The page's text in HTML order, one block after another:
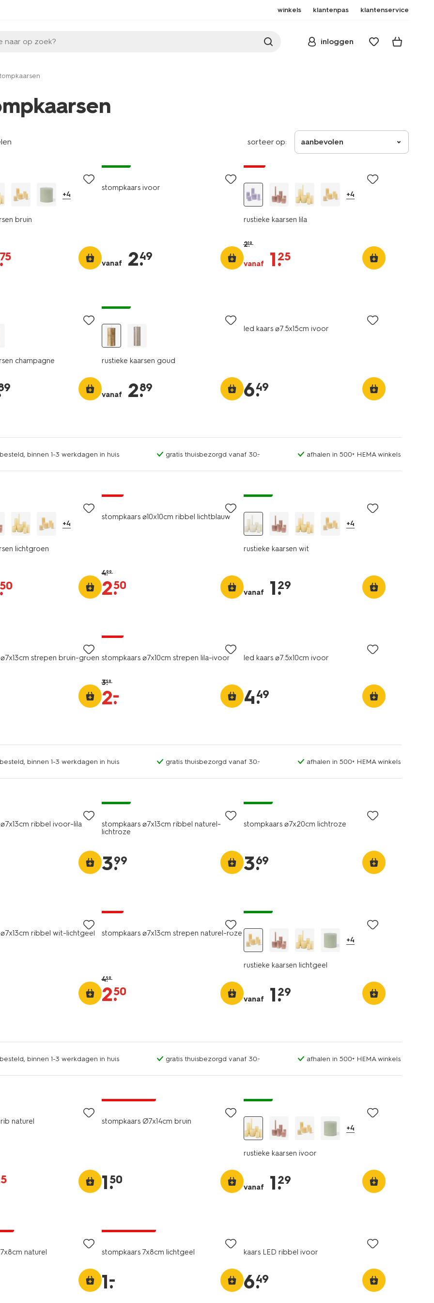
winkels klantenpas klantenservice
naar op zoek? inloggen
sorteer op: aanbevolen
+4
bruin
.
75
stompkaars ivoor
vanaf 2.
49
vegan
+4
rustieke kaarsen lila
2.19
vanaf 1.
25
champagne rustieke kaarsen goud
vanaf 2.
89
led kaars ⌀7.5x15cm ivoor
6.
49
binnen 1-3 werkdagen in huis gratis thuisbezorgd vanaf 30.- afhalen in 500+ HEMA winkels
+4
lichtgroen
.
50
stompkaars ⌀10x10cm ribbel lichtblauw
4.99
2.
50
+4
rustieke kaarsen wit
vanaf 1.
29
strepen bruin-groen stompkaars ⌀7x10cm strepen lila-ivoor
3.59
2.
–
led kaars ⌀7.5x10cm ivoor
4.
49
binnen 1-3 werkdagen in huis gratis thuisbezorgd vanaf 30.- afhalen in 500+ HEMA winkels
ribbel ivoor-lila
stompkaars ⌀7x13cm ribbel naturel-
lichtroze
3.
99
stompkaars ⌀7x20cm lichtroze
3.
69
ribbel wit-lichtgeel stompkaars ⌀7x13cm strepen naturel-roze
4.59
2.
50
+4
rustieke kaarsen lichtgeel
vanaf 1.
29
binnen 1-3 werkdagen in huis gratis thuisbezorgd vanaf 30.- afhalen in 500+ HEMA winkels
naturel stompkaars Ø7x14cm bruin
1.
50
+4
rustieke kaarsen ivoor
vanaf 1.
29
naturel stompkaars 7x8cm lichtgeel
1.
–
kaars LED ribbel ivoor
6.
49